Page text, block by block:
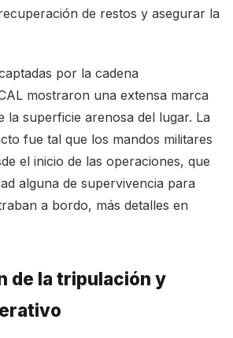
de restos y asegurar la
por la cadena
mostraron una extensa marca
la superficie arenosa del lugar. La
fue tal que los mandos militares
el inicio de las operaciones, que
alguna de supervivencia para
a bordo, más detalles en
de la tripulación y